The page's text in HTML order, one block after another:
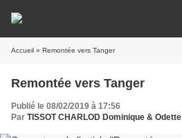
Accueil » Remontée vers Tanger
Remontée vers Tanger
Publié le 08/02/2019 à 17:56
Par TISSOT CHARLOD Dominique & Odette